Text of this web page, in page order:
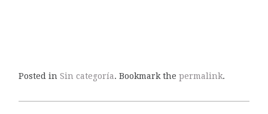
Posted in Sin categoría. Bookmark the permalink.